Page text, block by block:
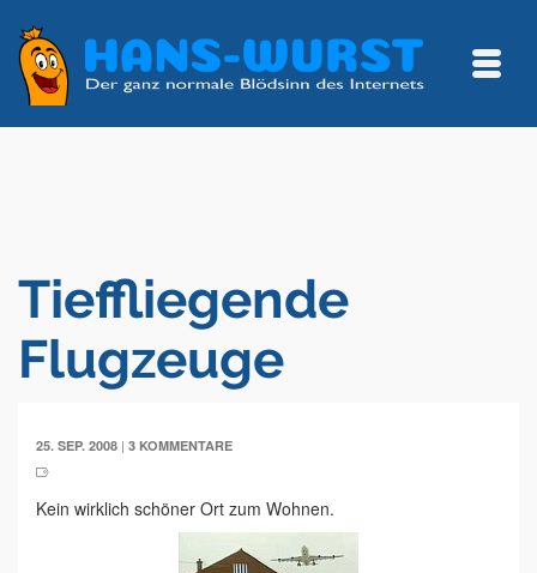
Tieffliegende
Flugzeuge
25. SEP. 2008 | 3 KOMMENTARE
Kein wirklich schöner Ort zum Wohnen.